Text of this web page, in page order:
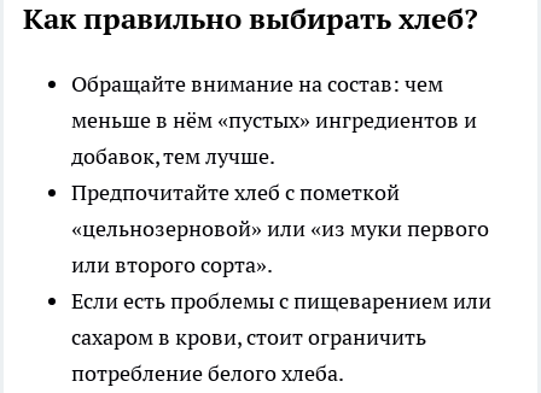
Как правильно выбирать хлеб?
Обращайте внимание на состав: чем
меньше в нём «пустых» ингредиентов и
добавок, тем лучше.
Предпочитайте хлеб с пометкой
«цельнозерновой» или «из муки первого
или второго сорта».
Если есть проблемы с пищеварением или
сахаром в крови, стоит ограничить
потребление белого хлеба.